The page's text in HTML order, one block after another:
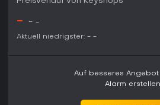
jedoch durch seine etablierten Modi
Multiplayer-Fans lohnt es sich, da
Teilnehmerfeld deutlich erweitert.
- - -
Aktuell niedrigster: - -
Auf besseres
Alarm